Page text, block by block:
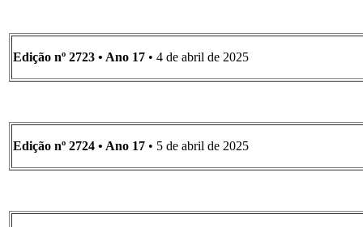
Edição nº 2723 • Ano 17 • 4 de abril de 2025
Edição nº 2724 • Ano 17 • 5 de abril de 2025